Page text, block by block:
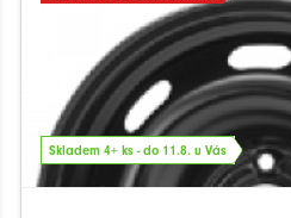
Skladem 4+ ks - do 11.8. u Vás